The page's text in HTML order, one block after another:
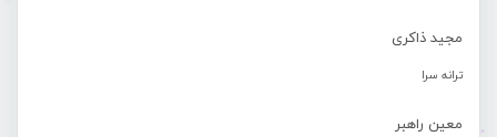
مجید ذاکری
ترانه سرا
معین راهبر